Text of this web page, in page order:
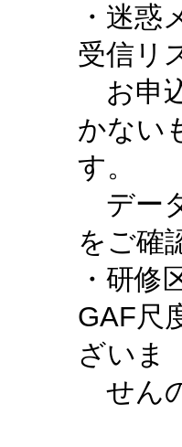
・迷惑
受信リ
お申
かない
す。
デー
をご確
・研修
GAF尺
ざいま
せん